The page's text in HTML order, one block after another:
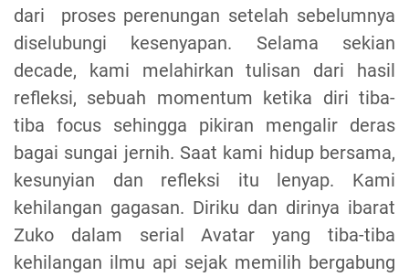
dari proses perenungan setelah sebelumnya
diselubungi kesenyapan. Selama sekian
decade, kami melahirkan tulisan dari hasil
refleksi, sebuah momentum ketika diri tiba-
tiba focus sehingga pikiran mengalir deras
bagai sungai jernih. Saat kami hidup bersama,
kesunyian dan refleksi itu lenyap. Kami
kehilangan gagasan. Diriku dan dirinya ibarat
Zuko dalam serial Avatar yang tiba-tiba
kehilangan ilmu api sejak memilih bergabung